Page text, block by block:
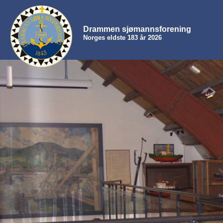
Drammen sjømannsforening
Norges eldste 183 år 2026